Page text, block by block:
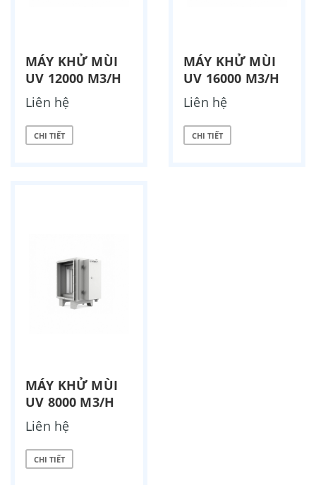
MÁY KHỬ MÙI
UV 12000 M3/H
Liên hệ
CHI TIẾT
MÁY KHỬ MÙI
UV 16000 M3/H
Liên hệ
CHI TIẾT
MÁY KHỬ MÙI
UV 8000 M3/H
Liên hệ
CHI TIẾT